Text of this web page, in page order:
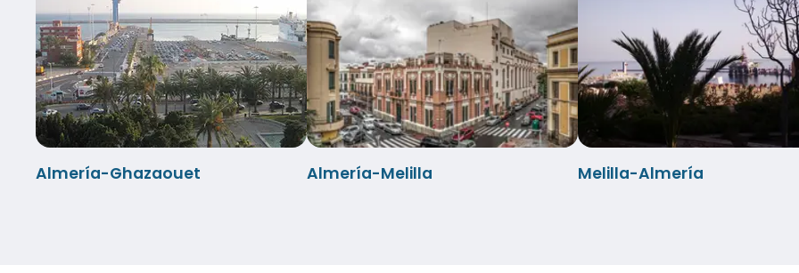
Almería-Ghazaouet Almería-Melilla Melilla-Almería